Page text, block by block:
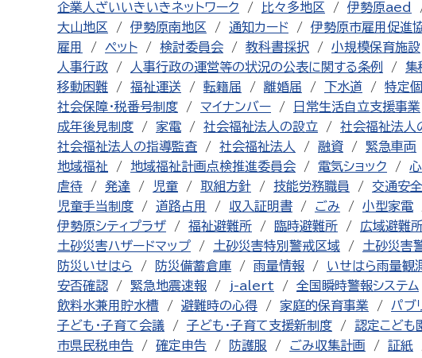
企業人ざいいきいきネットワーク
比々多地区 伊勢原aed
大山地区
伊勢原南地区 通知カード 伊勢原市雇用促進
雇用
ペット 検討委員会 教科書採択 小規模保育施設
人事行政
人事行政の運営等の状況の公表に関する条例 集
移動困難
福祉運送 転籍届 離婚届 下水道 特定
社会保障・税番号制度
マイナンバー 日常生活自立支援事業
成年後見制度
家電 社会福祉法人の設立 社会福祉法人
社会福祉法人の指導監査
社会福祉法人 融資 緊急車両
地域福祉
地域福祉計画点検推進委員会 電気ショック
虐待
発達 児童 取組方針 技能労務職員 交通安全
児童手当制度
道路占用 収入証明書 ごみ 小型家電
伊勢原シティプラザ
福祉避難所 臨時避難所 広域避難
土砂災害ハザードマップ
土砂災害特別警戒区域 土砂災害
防災いせはら
防災備蓄倉庫 雨量情報 いせはら雨量観
安否確認
緊急地震速報 j-alert 全国瞬時警報システム
飲料水兼用貯水槽
避難時の心得 家庭的保育事業 パブ
子ども・子育て会議
子ども・子育て支援新制度 認定こども
市県民税申告
確定申告 防護服 ごみ収集計画 証紙